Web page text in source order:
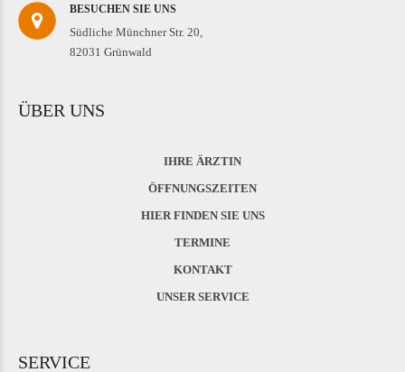
BESUCHEN SIE UNS
Südliche Münchner Str. 20,
82031 Grünwald
ÜBER UNS
IHRE ÄRZTIN
ÖFFNUNGSZEITEN
HIER FINDEN SIE UNS
TERMINE
KONTAKT
UNSER SERVICE
SERVICE